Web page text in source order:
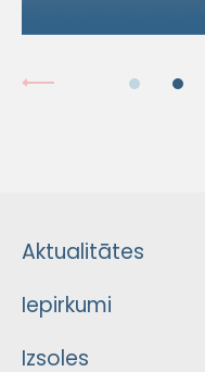
Aktualitātes
Iepirkumi
Izsoles